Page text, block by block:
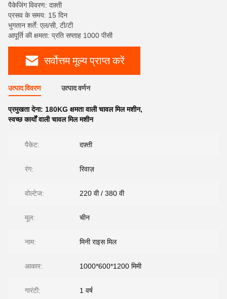
पैकेजिंग विवरण: दफ़्ती
प्रसव के समय: 15 दिन
भुगतान शर्तें: एल/सी, टी/टी
आपूर्ति की क्षमता: प्रति सप्ताह 1000 पीसी
सर्वोत्तम मूल्य प्राप्त करें
उत्पाद विवरण उत्पाद वर्णन
प्रमुखता देना: 180KG क्षमता वाली चावल मिल मशीन,
स्वच्छ कार्यों वाली चावल मिल मशीन
पैकेट: दफ़्ती
रंग: रिवाज़
वोल्टेज: 220 वी / 380 वी
मूल: चीन
नाम: मिनी राइस मिल
आकार: 1000*600*1200 मिमी
गारंटी: 1 वर्ष